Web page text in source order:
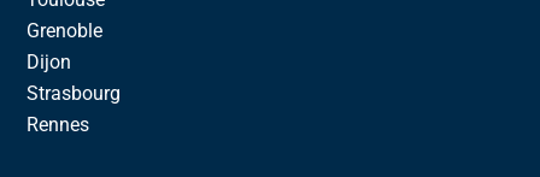
Grenoble
Dijon
Strasbourg
Rennes